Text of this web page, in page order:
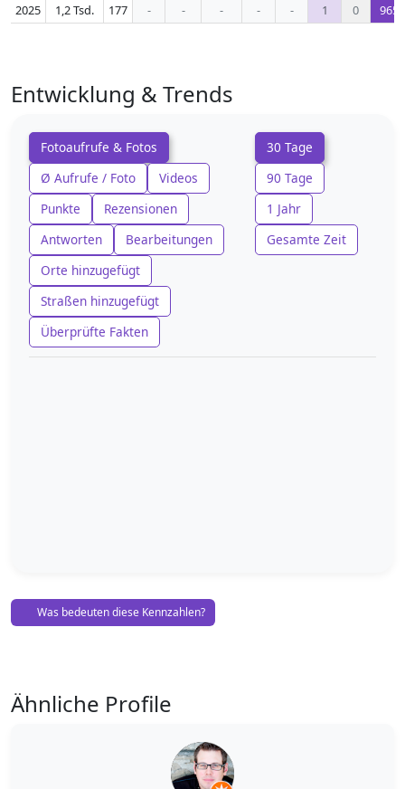
2025 1,2 Tsd. 177 - - - - - 1 0 965
Entwicklung & Trends
Fotoaufrufe & Fotos
Ø Aufrufe / Foto
Videos
Punkte
Rezensionen
Antworten
Bearbeitungen
Orte hinzugefügt
Straßen hinzugefügt
Überprüfte Fakten
30 Tage
90 Tage
1 Jahr
Gesamte Zeit
Was bedeuten diese Kennzahlen?
Ähnliche Profile